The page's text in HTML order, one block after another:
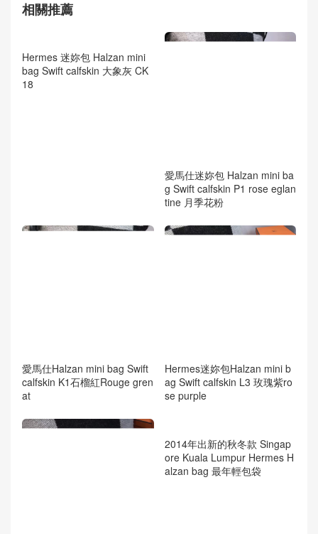
相關推薦
Hermes 迷妳包 Halzan mini
bag Swift calfskin 大象灰 CK
18
愛馬仕迷妳包 Halzan mini ba
g Swift calfskin P1 rose eglan
tine 月季花粉
愛馬仕Halzan mini bag Swift
calfskin K1石榴紅Rouge gren
at
Hermes迷妳包Halzan mini b
ag Swift calfskin L3 玫瑰紫ro
se purple